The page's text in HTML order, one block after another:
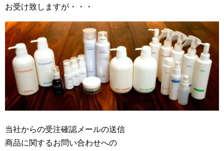
お受け致しますが・・・
当社からの受注確認メールの送信
商品に関するお問い合わせへの